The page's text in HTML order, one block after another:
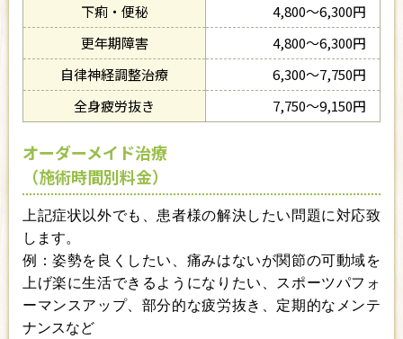
下痢・便秘
4,800〜6,300円
更年期障害
4,800〜6,300円
自律神経調整治療
6,300〜7,750円
全身疲労抜き
7,750〜9,150円
オーダーメイド治療
（施術時間別料金）
上記症状以外でも、患者様の解決したい問題に対応致
します。
例：姿勢を良くしたい、痛みはないが関節の可動域を
上げ楽に生活できるようになりたい、スポーツパフォ
ーマンスアップ、部分的な疲労抜き、定期的なメンテ
ナンスなど